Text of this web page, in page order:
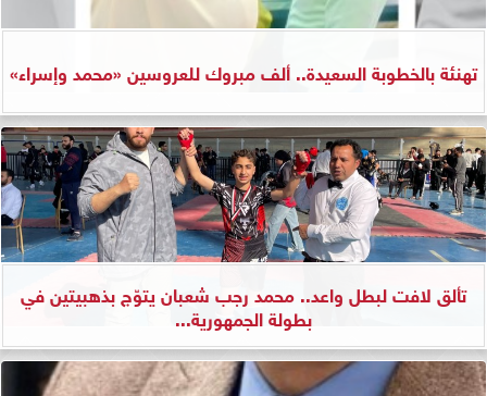
تهنئة بالخطوبة السعيدة.. ألف مبروك للعروسين «محمد وإسراء»
تألق لافت لبطل واعد.. محمد رجب شعبان يتوّج بذهبيتين في
بطولة الجمهورية...